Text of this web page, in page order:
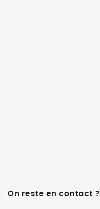
On reste en contact ?